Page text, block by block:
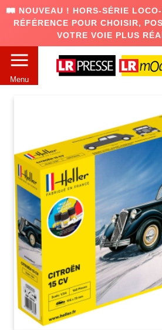
🛤️ NOUVEAU ! HORS-SÉRIE
RÉFÉRENCE POUR CHOISIR,
VOTRE VOIE PLUS
Menu